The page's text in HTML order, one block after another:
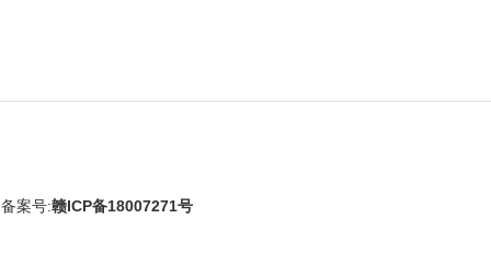
备案号:赣ICP备18007271号